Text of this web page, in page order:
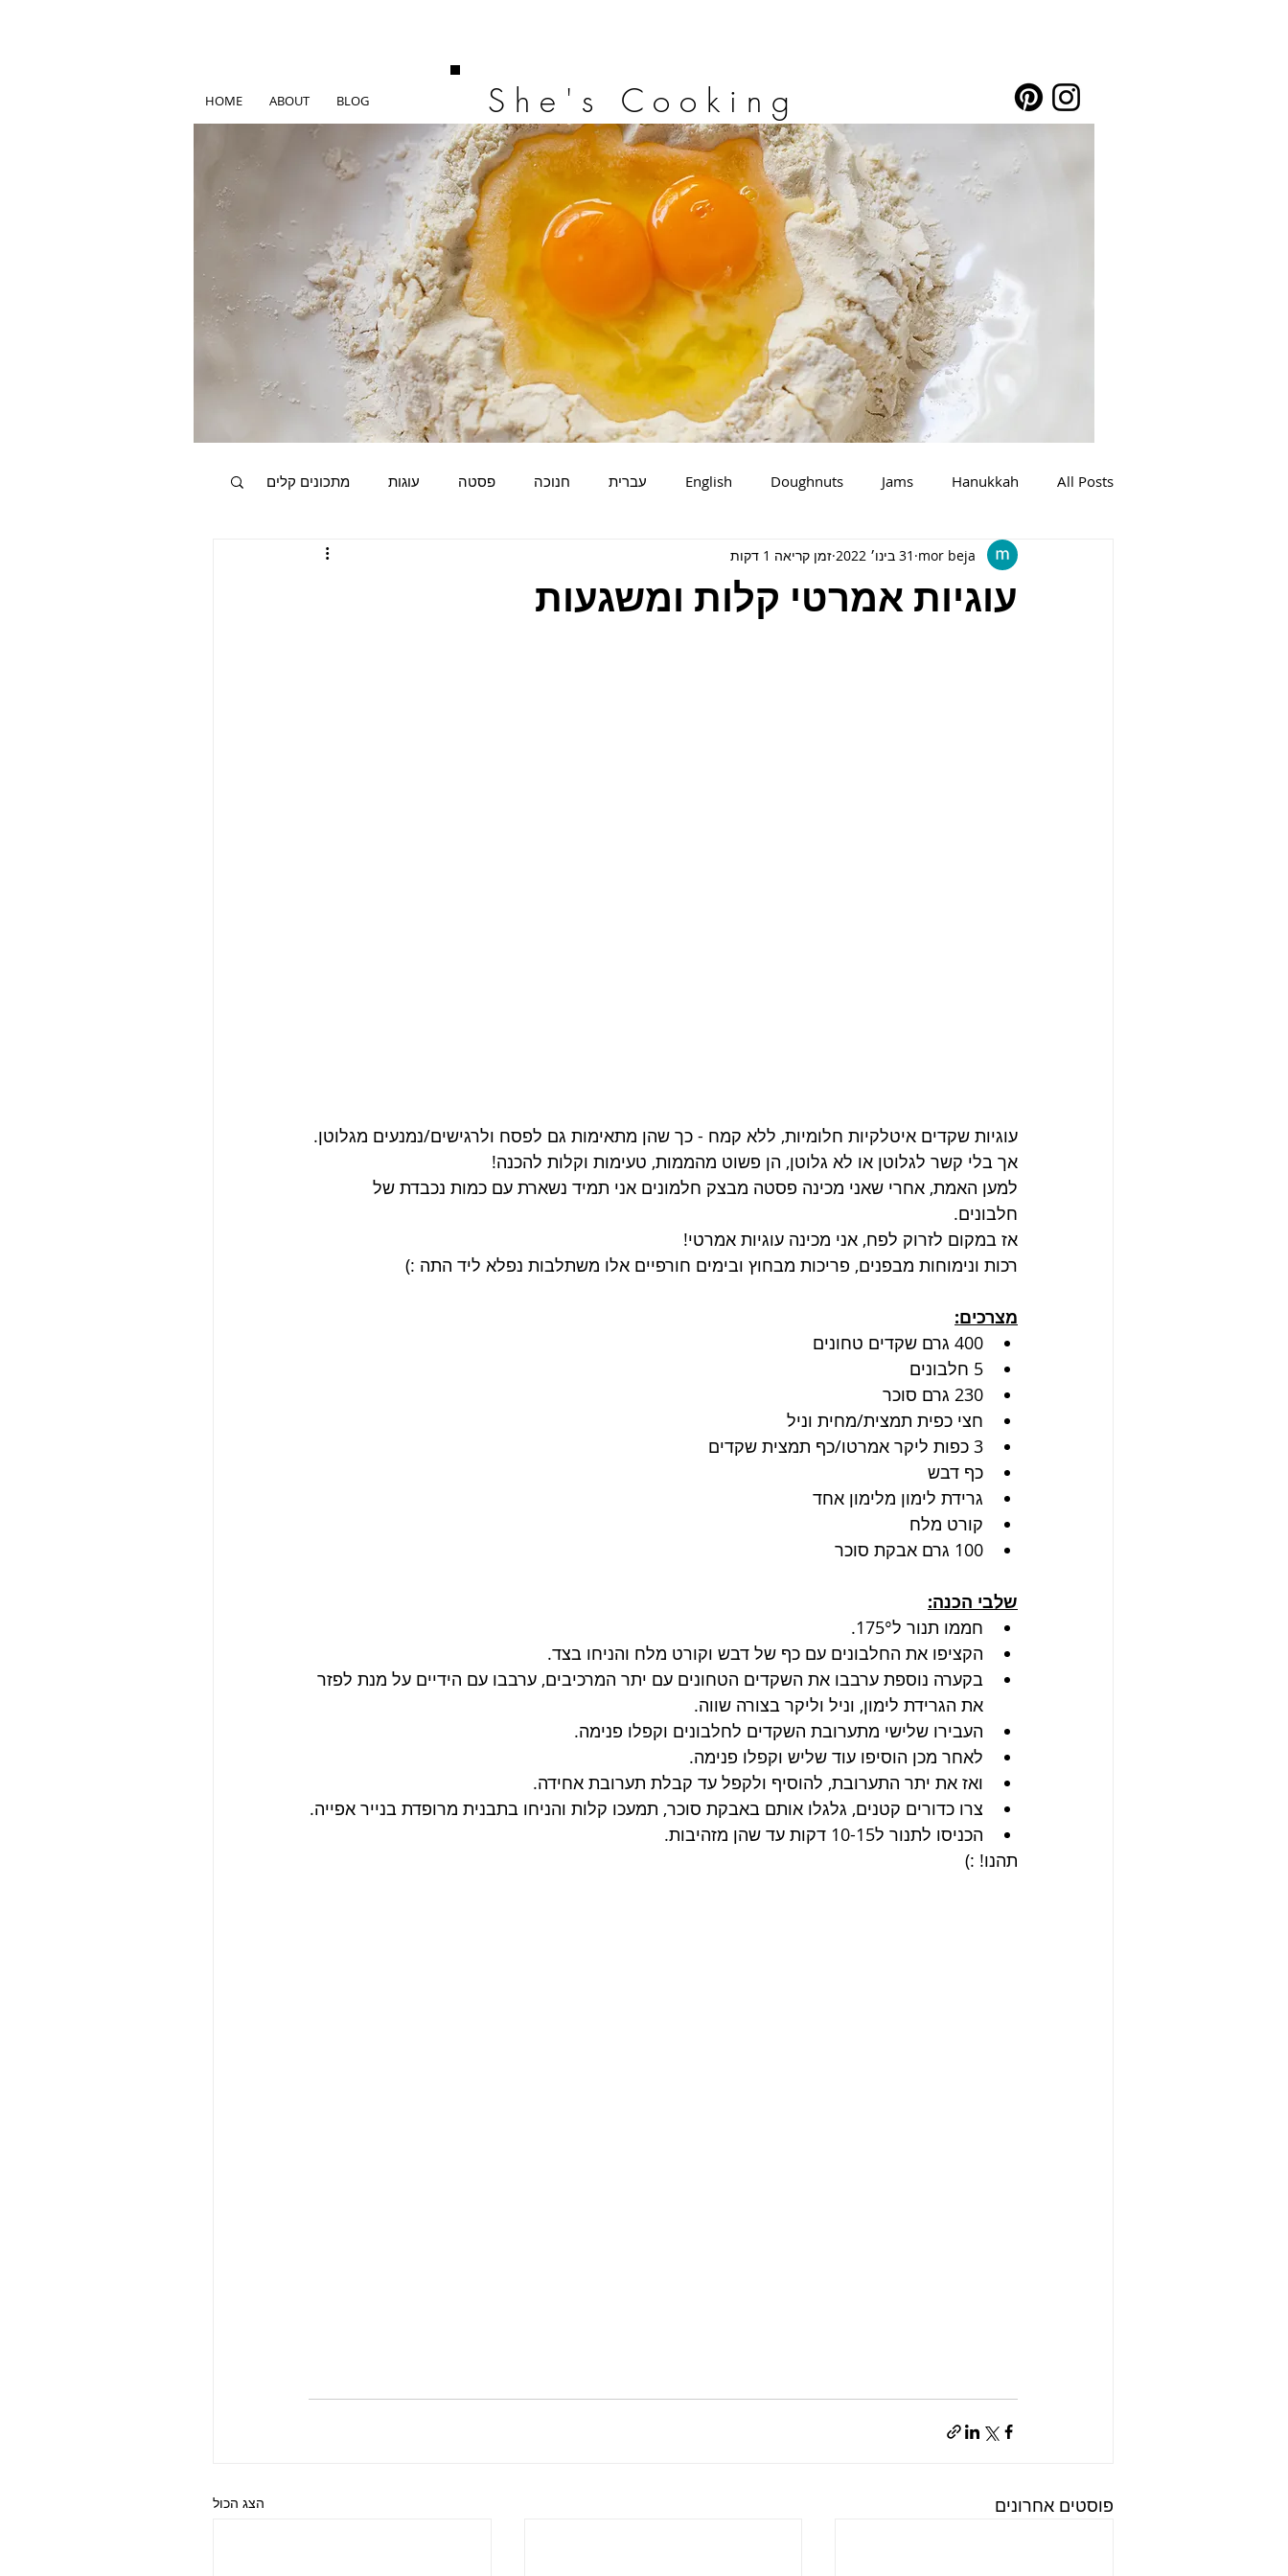
HOME ABOUT BLOG She's Cooking
All Posts
Hanukkah
Jams
Doughnuts
English עברית חנוכה פסטה עוגות מתכונים קלים
צמחוני בשר דגים סלטים
עוגיות אמרטי קלות ומשגעות
mor beja 31 בינו׳ 2022 זמן קריאה 1 דקות
עוגיות שקדים איטלקיות חלומיות, ללא קמח - כך שהן מתאימות גם לפסח ולרגישים/נמנעים מגלוטן.
אך בלי קשר לגלוטן או לא גלוטן, הן פשוט מהממות, טעימות וקלות להכנה!
למען האמת, אחרי שאני מכינה פסטה מבצק חלמונים אני תמיד נשארת עם כמות נכבדת של
חלבונים.
אז במקום לזרוק לפח, אני מכינה עוגיות אמרטי!
רכות ונימוחות מבפנים, פריכות מבחוץ ובימים חורפיים אלו משתלבות נפלא ליד התה :)
מצרכים:
400 גרם שקדים טחונים
5 חלבונים
230 גרם סוכר
חצי כפית תמצית/מחית וניל
3 כפות ליקר אמרטו/כף תמצית שקדים
כף דבש
גרידת לימון מלימון אחד
קורט מלח
100 גרם אבקת סוכר
שלבי הכנה:
חממו תנור ל175°.
הקציפו את החלבונים עם כף של דבש וקורט מלח והניחו בצד.
בקערה נוספת ערבבו את השקדים הטחונים עם יתר המרכיבים, ערבבו עם הידיים על מנת לפזר
את הגרידת לימון, וניל וליקר בצורה שווה.
העבירו שלישי מתערובת השקדים לחלבונים וקפלו פנימה.
לאחר מכן הוסיפו עוד שליש וקפלו פנימה.
ואז את יתר התערובת, להוסיף ולקפל עד קבלת תערובת אחידה.
צרו כדורים קטנים, גלגלו אותם באבקת סוכר, תמעכו קלות והניחו בתבנית מרופדת בנייר אפייה.
הכניסו לתנור ל10-15 דקות עד שהן מזהיבות.
תהנו! :)
פוסטים אחרונים הצג הכול